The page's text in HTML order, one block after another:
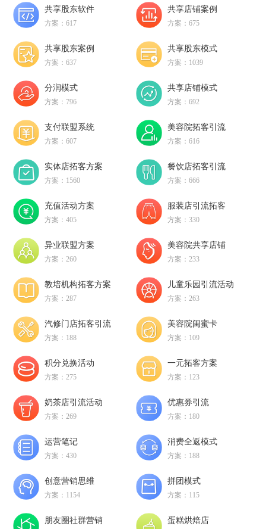
共享股东软件
方案：617
共享店铺案例
方案：675
共享股东案例
方案：637
共享股东模式
方案：1039
分润模式
方案：796
共享店铺模式
方案：692
支付联盟系统
方案：607
美容院拓客引流
方案：616
实体店拓客方案
方案：1560
餐饮店拓客引流
方案：666
充值活动方案
方案：405
服装店引流拓客
方案：330
异业联盟方案
方案：260
美容院共享店铺
方案：233
教培机构拓客方案
方案：287
儿童乐园引流活动
方案：263
汽修门店拓客引流
方案：188
美容院闺蜜卡
方案：109
积分兑换活动
方案：275
一元拓客方案
方案：123
奶茶店引流活动
方案：269
优惠券引流
方案：180
运营笔记
方案：430
消费全返模式
方案：188
创意营销思维
方案：1154
拼团模式
方案：115
朋友圈社群营销 蛋糕烘焙店